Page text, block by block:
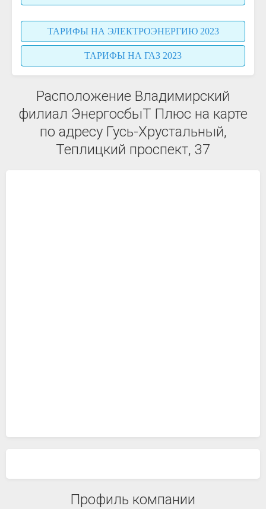
ТАРИФЫ НА ЭЛЕКТРОЭНЕРГИЮ 2023
ТАРИФЫ НА ГАЗ 2023
Расположение Владимирский
филиал ЭнергосбыТ Плюс на карте
по адресу Гусь-Хрустальный,
Теплицкий проспект, 37
Профиль компании